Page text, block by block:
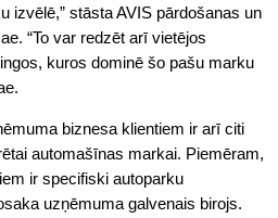
izvēlē,” stāsta AVIS pārdošanas un
“To var redzēt arī vietējos
kuros dominē šo pašu marku
biznesa klientiem ir arī citi
automašīnas markai. Piemēram,
ir specifiski autoparku
uzņēmuma galvenais birojs.